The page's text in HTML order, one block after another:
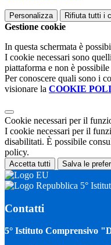
Personalizza Rifiuta tutti i
Gestione cookie
In questa schermata è
I cookie necessari sono
piattaforma e non è
Per conoscere quali sono i
visionare la COOKIE
Cookie necessari per il
I cookie necessari per il
disabilitati. È possibile
policy.
Accetta tutti Salva le
5°
Contatti
5° Istituto Comprensivo